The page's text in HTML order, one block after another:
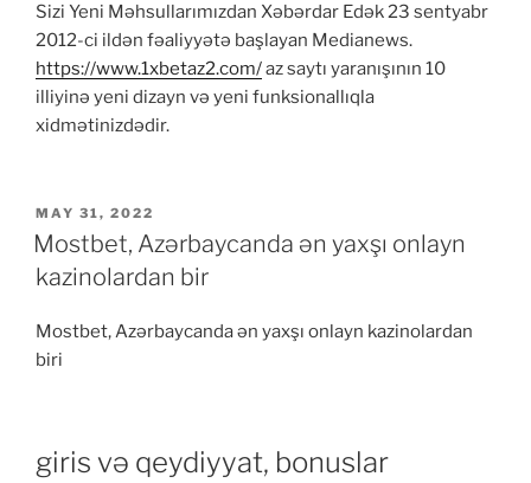
Sizi Yeni Məhsullarımızdan Xəbərdar Edək 23 sentyabr
2012-ci ildən fəaliyyətə başlayan Medianews.
https://www.1xbetaz2.com/az saytı yaranışının 10
illiyinə yeni dizayn və yeni funksionallıqla
xidmətinizdədir.
POSTED
ON
MAY 31, 2022
Mostbet, Azərbaycanda ən yaxşı onlayn
kazinolardan bir
Mostbet, Azərbaycanda ən yaxşı onlayn kazinolardan
biri
giris və qeydiyyat, bonuslar